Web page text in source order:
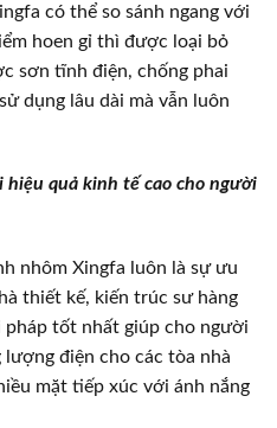
có thể so sánh ngang với
hoen gỉ thì được loại bỏ
sơn tĩnh điện, chống phai
dụng lâu dài mà vẫn luôn
hiệu quả kinh tế cao cho người
nhôm Xingfa luôn là sự ưu
thiết kế, kiến trúc sư hàng
pháp tốt nhất giúp cho người
điện cho các tòa nhà
mặt tiếp xúc với ánh nắng